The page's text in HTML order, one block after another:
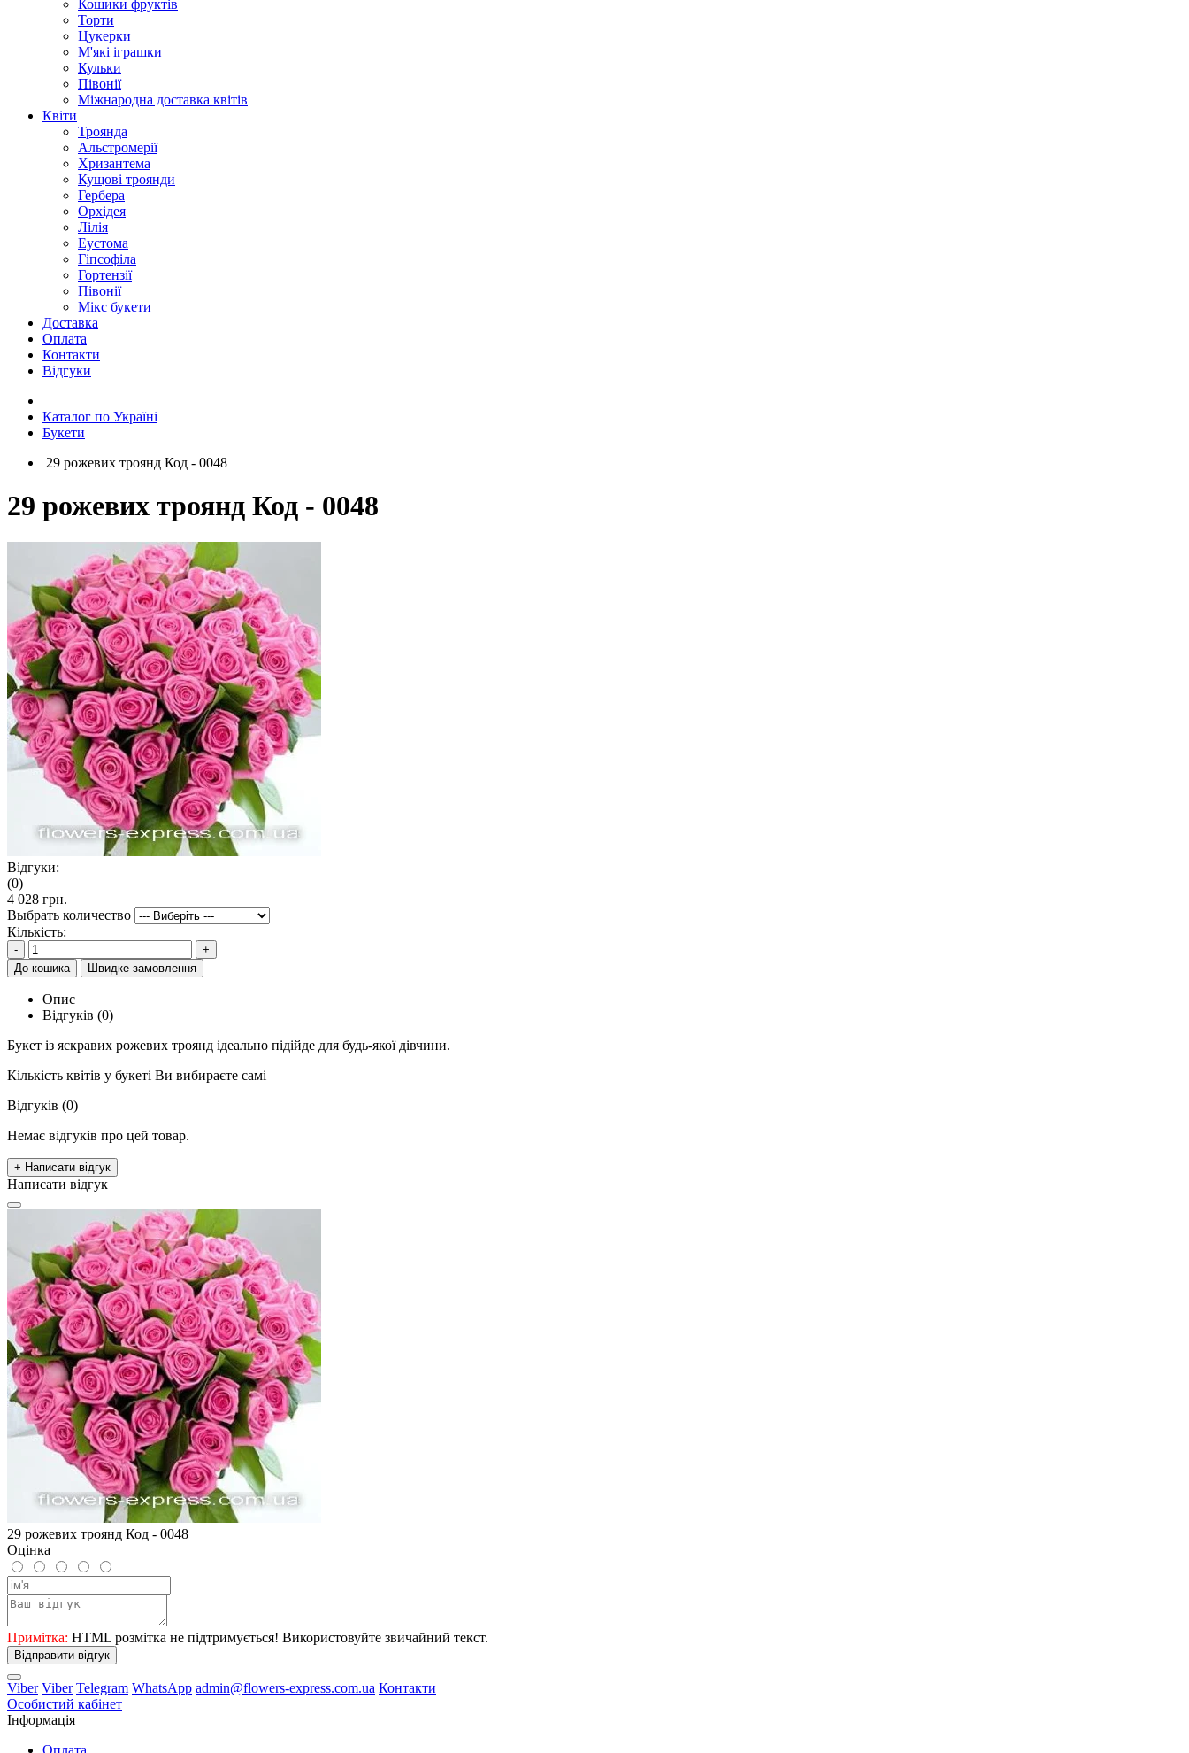
Кошики фруктів
Торти
Цукерки
М'які іграшки
Кульки
Півонії
Міжнародна доставка квітів
Квіти
Троянда
Альстромерії
Хризантема
Кущові троянди
Гербера
Орхідея
Лілія
Еустома
Гіпсофіла
Гортензії
Півонії
Мікс букети
Доставка
Оплата
Контакти
Відгуки
Каталог по Україні
Букети
29 рожевих троянд Код - 0048
29 рожевих троянд Код - 0048
Відгуки:
(0)
4 028 грн.
Выбрать количество
Кількість:
-
+
До кошика
Швидке замовлення
Опис
Відгуків (0)
Букет із яскравих рожевих троянд ідеально підійде для будь-якої дівчини.
Кількість квітів у букеті Ви вибираєте самі
Відгуків (0)
Немає відгуків про цей товар.
+ Написати відгук
Написати відгук
29 рожевих троянд Код - 0048
Оцінка
Примітка: HTML розмітка не підтримується! Використовуйте звичайний текст.
Відправити відгук
Viber Viber Telegram WhatsApp admin@flowers-express.com.ua Контакти
Особистий кабінет
Інформація
Оплата